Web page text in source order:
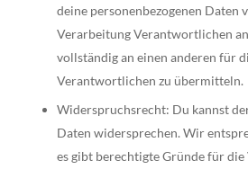
deine personenbezogenen Daten
Verarbeitung Verantwortlichen
vollständig an einen anderen für
Verantwortlichen zu übermitteln.
Widerspruchsrecht: Du kannst
Daten widersprechen. Wir
es gibt berechtigte Gründe für